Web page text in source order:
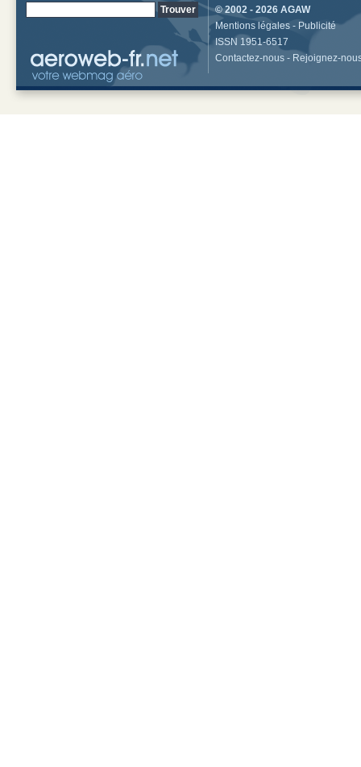
© 2002 - 2026 AGAW
Mentions légales - Publicité
ISSN 1951-6517
Contactez-nous - Rejoignez-